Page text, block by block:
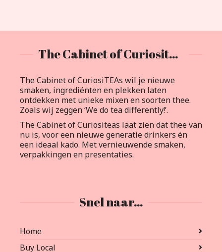
The Cabinet of Curiositeas
The Cabinet of CuriosiTEAs wil je nieuwe
smaken, ingrediënten en plekken laten
ontdekken met unieke mixen en soorten thee.
Zoals wij zeggen ‘We do tea differently!’.
The Cabinet of Curiositeas laat zien dat thee van
nu is, voor een nieuwe generatie drinkers én
een ideaal kado. Met vernieuwende smaken,
verpakkingen en presentaties.
Snel naar…
Home
Buy Local